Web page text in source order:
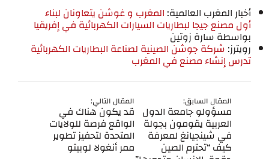
أخبار المغرب العالمية:المغرب و غوشن يتعاونان لبناء
أول مصنع جيجا لبطاريات السيارات الكهربائية في إفريقيا
بواسطة سارة زوتين
رويترز:شركة جوشن الصينية لصناعة البطاريات الكهربائية
تدرس إنشاء مصنع في المغرب
المقال السابق:
مسؤولو جامعة الدول
العربية يقومون بجولة
في شينجيانغ لمعرفة
كيف “تحترم الصين
المقال التالي:
قد يكون هناك في
الواقع فرصة للولايات
المتحدة لتحفيز تطوير
ممر أنغولا لوبيتو